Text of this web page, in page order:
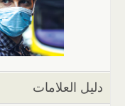
دليل العلامات